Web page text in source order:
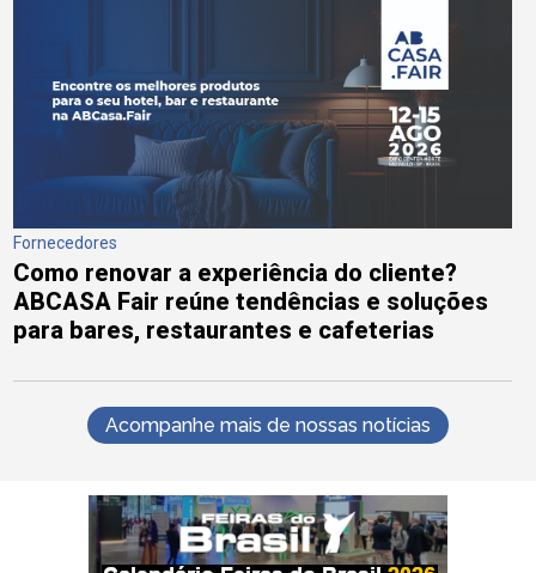
Fornecedores
Como renovar a experiência do cliente?
ABCASA Fair reúne tendências e soluções
para bares, restaurantes e cafeterias
Acompanhe mais de nossas notícias